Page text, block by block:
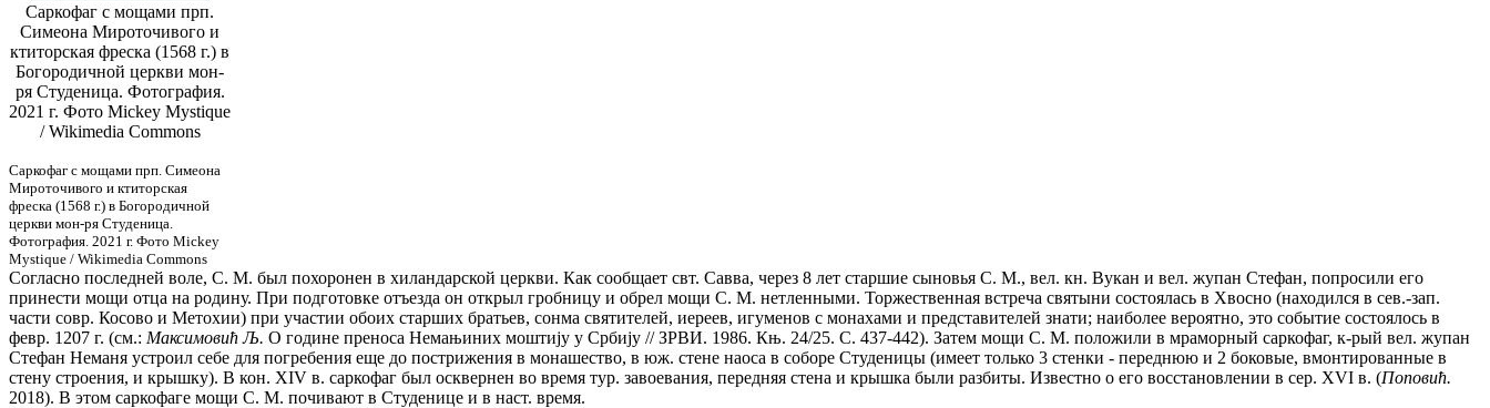
Саркофаг с мощами прп.
Симеона Мироточивого и
ктиторская фреска (1568 г.) в
Богородичной церкви мон-
ря Студеница. Фотография.
2021 г. Фото Mickey Mystique
/ Wikimedia Commons
Саркофаг с мощами прп. Симеона
Мироточивого и ктиторская
фреска (1568 г.) в Богородичной
церкви мон-ря Студеница.
Фотография. 2021 г. Фото Mickey
Mystique / Wikimedia Commons
Согласно последней воле, С. М. был похоронен в хиландарской церкви. Как сообщает свт. Савва, через 8 лет старшие сыновья С. М., вел. кн. Вукан и вел. жупан Стефан, попросили его
принести мощи отца на родину. При подготовке отъезда он открыл гробницу и обрел мощи С. М. нетленными. Торжественная встреча святыни состоялась в Хвосно (находился в сев.-зап.
части совр. Косово и Метохии) при участии обоих старших братьев, сонма святителей, иереев, игуменов с монахами и представителей знати; наиболее вероятно, это событие состоялось в
февр. 1207 г. (см.: Максимовић Љ. О године преноса Немањиних моштиjу у Србиjу // ЗРВИ. 1986. Књ. 24/25. С. 437-442). Затем мощи С. М. положили в мраморный саркофаг, к-рый вел. жупан
Стефан Неманя устроил себе для погребения еще до пострижения в монашество, в юж. стене наоса в соборе Студеницы (имеет только 3 стенки - переднюю и 2 боковые, вмонтированные в
стену строения, и крышку). В кон. XIV в. саркофаг был осквернен во время тур. завоевания, передняя стена и крышка были разбиты. Известно о его восстановлении в сер. XVI в. (Поповић.
2018). В этом саркофаге мощи С. М. почивают в Студенице и в наст. время.